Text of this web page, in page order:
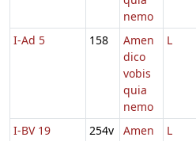
nemo
I-Ad 5 158
Amen
dico
vobis
quia
nemo
L
I-BV 19 254v
Amen
L